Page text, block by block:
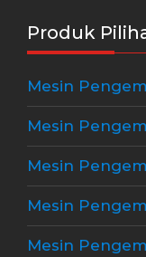
Produk
Mesin
Mesin
Mesin
Mesin
Mesin